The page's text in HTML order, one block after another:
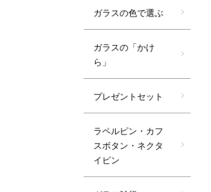
ガラスの色で選ぶ
ガラスの「かけ
ら」
プレゼントセット
ラペルピン・カフ
スボタン・ネクタ
イピン